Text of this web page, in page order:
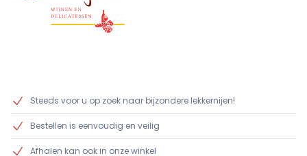
Steeds voor u op zoek naar bijzondere lekkernijen!
Bestellen is eenvoudig en veilig
Afhalen kan ook in onze winkel